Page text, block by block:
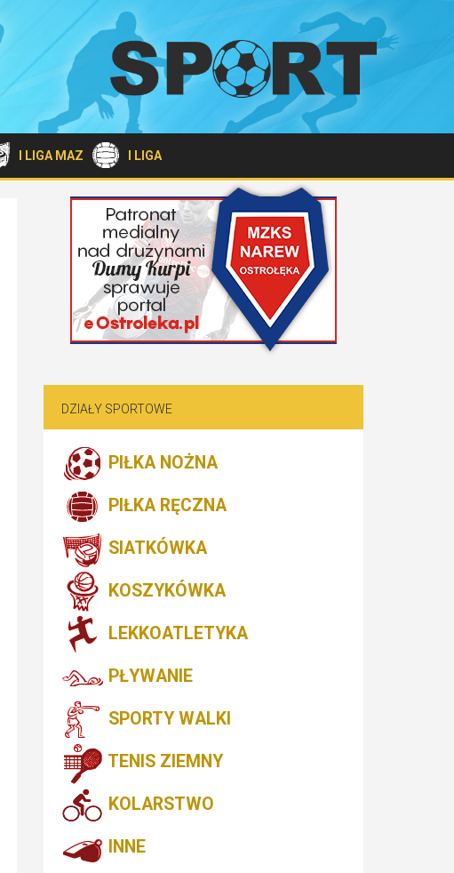
I LIGA MAZ I LIGA
DZIAŁY SPORTOWE
PIŁKA NOŻNA
PIŁKA RĘCZNA
SIATKÓWKA
KOSZYKÓWKA
LEKKOATLETYKA
PŁYWANIE
SPORTY WALKI
TENIS ZIEMNY
KOLARSTWO
INNE